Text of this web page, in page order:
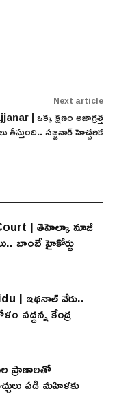
Next article
| ఒక్క క్షణం అజాగ్రత్త
తీస్తుంది.. సజ్జనార్ హెచ్చరిక
| తెహెల్కా మాజీ
బాంబే హైకోర్టు
| ఇథనాల్ వేరు..
వద్దన్న కేంద్ర
ప్రాణాలతో
పడి మహిళకు